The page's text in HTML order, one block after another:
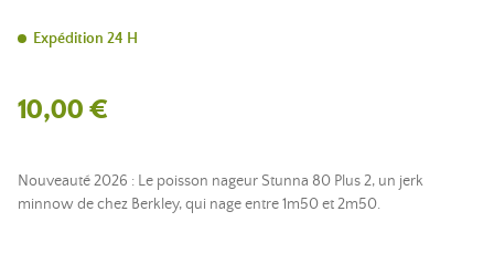
Expédition 24 H
10,00 €
Nouveauté 2026 : Le poisson nageur Stunna 80 Plus 2, un jerk
minnow de chez Berkley, qui nage entre 1m50 et 2m50.